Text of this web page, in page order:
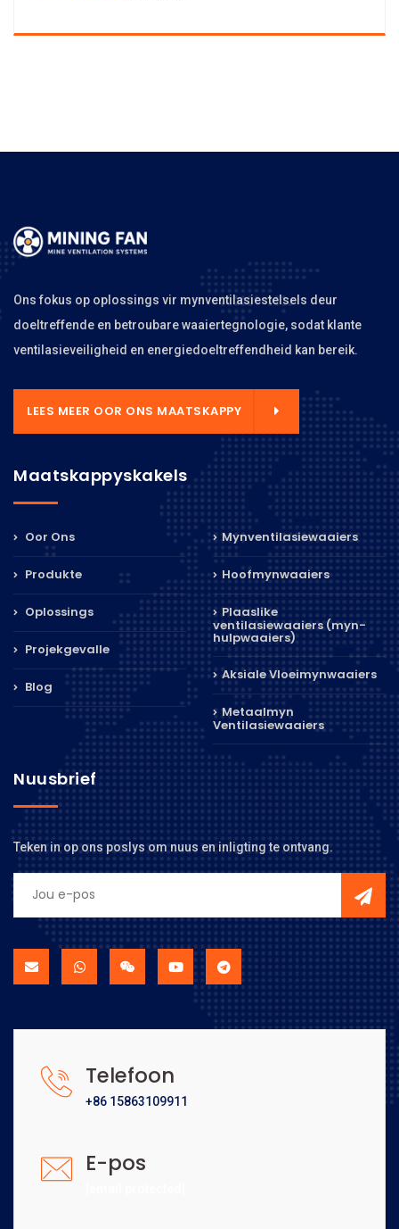
Ons fokus op oplossings vir mynventilasiestelsels deur
doeltreffende en betroubare waaiertegnologie, sodat klante
ventilasieveiligheid en energiedoeltreffendheid kan bereik.
LEES MEER OOR ONS MAATSKAPPY
Maatskappyskakels
Oor Ons
Produkte
Oplossings
Projekgevalle
Blog
Mynventilasiewaaiers
Hoofmynwaaiers
Plaaslike
ventilasiewaaiers (myn-
hulpwaaiers)
Aksiale Vloeimynwaaiers
Metaalmyn
Ventilasiewaaiers
Nuusbrief
Teken in op ons poslys om nuus en inligting te ontvang.
Telefoon
+86 15863109911
E-pos